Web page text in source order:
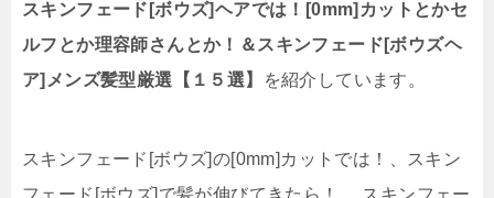
スキンフェード[ボウズ]ヘアでは！[0mm]カットとかセ
ルフとか理容師さんとか！＆スキンフェード[ボウズヘ
ア]メンズ髪型厳選【１５選】
を紹介しています。
スキンフェード[ボウズ]の[0mm]カットでは！、スキン